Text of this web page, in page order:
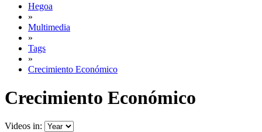
Hegoa
»
Multimedia
»
Tags
»
Crecimiento Económico
Crecimiento Económico
Videos in: